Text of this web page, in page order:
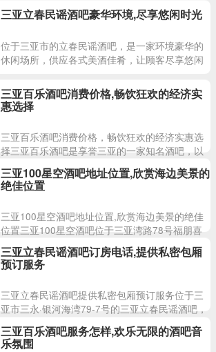
消费价格，在
三亚立春民谣酒吧豪华环境,尽享悠闲时光
位于三亚市的立春民谣酒吧，是一家环境豪华的
休闲场所，供应各式美酒佳肴，让顾客尽享悠闲
质的音乐和服务。立春民
三亚百乐酒吧消费价格,畅饮狂欢的经济实
惠选择
三亚百乐酒吧消费价格，畅饮狂欢的经济实惠选
择三亚百乐酒吧是享誉三亚的一家知名酒吧，以
其经济实惠的消费价格和丰富多彩的酒水选择而
闻名。在这里，顾客可
三亚100星空酒吧地址位置,欣赏海边美景的
绝佳位置
三亚100星空酒吧地址位置,欣赏海边美景的绝佳
位置三亚100星空酒吧位于三亚湾路78号福朋喜
来登酒店内的29层顶楼，是三亚地区独具特色的
海边酒吧。
三亚立春民谣酒吧订房电话,提供私密包厢
预订服务
三亚立春民谣酒吧提供私密包厢预订服务位于三
亚市三永·银河海湾79-7号的三亚立春民谣酒吧，
是一家以民谣音乐为主题的休闲场所。在这里，
您可以享受到浪
三亚百乐酒吧服务怎样,欢乐无限的酒吧音
乐氛围